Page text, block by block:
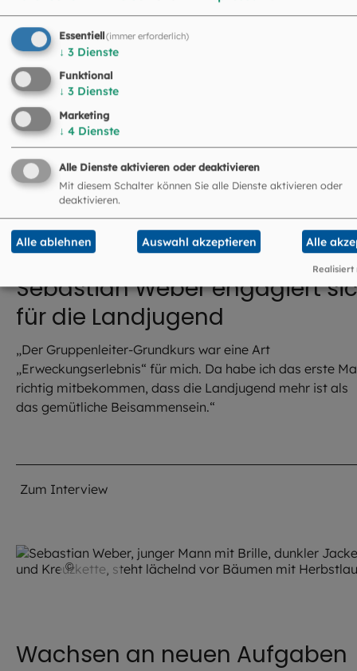
Asylhelferkreis mitgegründet
„Ich habe bei meinem Einsatz für Geflüchtete viel erlebt.
Umgang mit Regularien musste ich mir starke Nerven
zulegen. Aufgeben war trotzdem keine Option.“
Mehr erfahren
© privat
Sebastian Weber engagiert
für die Landjugend
„Der Gruppenleiter-Grundkurs war eine Art
„Erweckungserlebnis“ für mich. Da habe ich das erste
richtig mitbekommen, dass die Landjugend mehr ist als
das gemütliche Beisammensein.“
Zum Interview
Wachsen an neuen Aufgaben
Essentiell(immer erforderlich)
↓ 3 Dienste
Funktional
↓ 3 Dienste
Marketing
↓ 4 Dienste
Alle Dienste aktivieren oder deaktivieren
Mit diesem Schalter können Sie alle Dienste aktivieren oder
deaktivieren.
Alle ablehnen Auswahl akzeptieren Alle
Realisiert